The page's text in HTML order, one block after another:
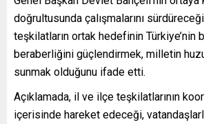
doğrultusunda çalışmalarını
teşkilatların ortak hedefinin Türkiye’nin
beraberliğini güçlendirmek, milletin
sunmak olduğunu ifade etti.
Açıklamada, il ve ilçe teşkilatlarının
içerisinde hareket edeceği,